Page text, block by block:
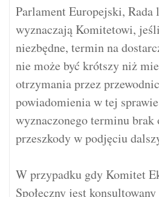
Parlament Europejski,
wyznaczają Komitetowi,
niezbędne, termin na
nie może być krótszy niż
otrzymania przez
powiadomienia w tej
wyznaczonego terminu
przeszkody w podjęciu
W przypadku gdy Komitet
Społeczny jest